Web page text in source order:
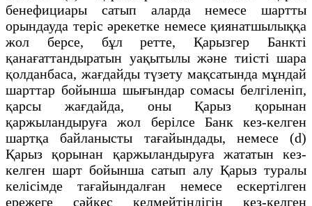
бенефициары сатып аларда немесе шартты
орындауда терiс әрекетке немесе қиянатшылыққа
жол берсе, бұл ретте, Қарызгер Банктi
қанағаттандыратын уақытылы және тиiстi шара
қолданбаса, жағдайды түзету мақсатында мұндай
шарттар бойынша шығындар сомасы белгiленiп,
қарсы жағдайда, оны Қарыз қорынан
қаржыландыруға жол берiлсе Банк кез-келген
шартқа байланысты тағайындады, немесе (d)
Қарыз қорынан қаржыландыруға жататын кез-
келген шарт бойынша сатып алу Қарыз туралы
келiсiмде тағайындалған немесе ескертiлген
ережеге сәйкес келмейтiндiгiн кез-келген